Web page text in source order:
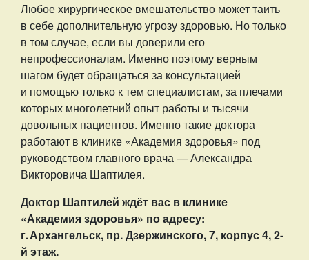
Любое хирургическое вмешательство может таить
в себе дополнительную угрозу здоровью. Но только
в том случае, если вы доверили его
непрофессионалам. Именно поэтому верным
шагом будет обращаться за консультацией
и помощью только к тем специалистам, за плечами
которых многолетний опыт работы и тысячи
довольных пациентов. Именно такие доктора
работают в клинике «Академия здоровья» под
руководством главного врача — Александра
Викторовича Шаптилея.
Доктор Шаптилей ждёт вас в клинике
«Академия здоровья» по адресу:
г.Архангельск, пр. Дзержинского, 7, корпус 4, 2-
й этаж.